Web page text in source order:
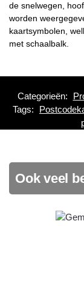
de snelwegen,
worden
kaartsymbolen,
met schaalbalk.
Categorieën:
Tags:
Ook veel